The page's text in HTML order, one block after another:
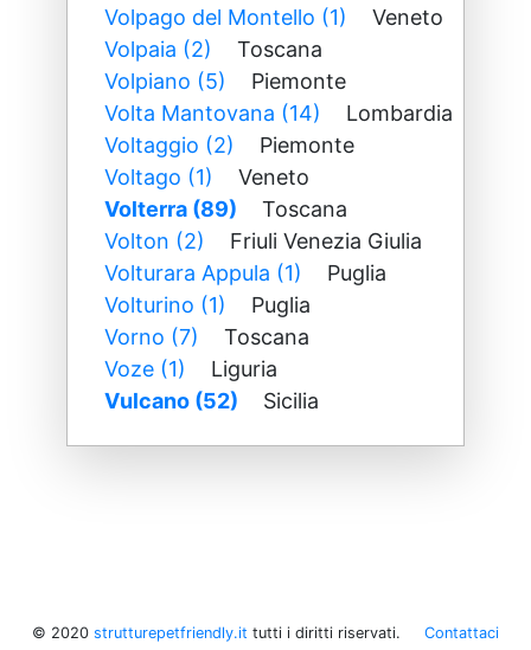
Volpago del Montello (1)
Veneto
Volpaia (2)
Toscana
Volpiano (5)
Piemonte
Volta Mantovana (14)
Lombardia
Voltaggio (2)
Piemonte
Voltago (1)
Veneto
Volterra (89)
Toscana
Volton (2)
Friuli Venezia Giulia
Volturara Appula (1)
Puglia
Volturino (1)
Puglia
Vorno (7)
Toscana
Voze (1)
Liguria
Vulcano (52)
Sicilia
© 2020 strutturepetfriendly.it tutti i diritti riservati. Contattaci